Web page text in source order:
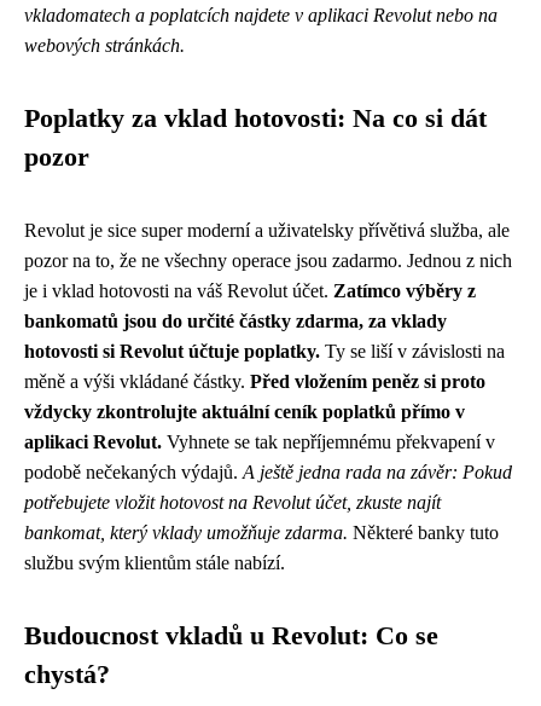
vkladomatech a poplatcích najdete v aplikaci Revolut nebo na
webových stránkách.
Poplatky za vklad hotovosti: Na co si dát
pozor
Revolut je sice super moderní a uživatelsky přívětivá služba, ale
pozor na to, že ne všechny operace jsou zadarmo. Jednou z nich
je i vklad hotovosti na váš Revolut účet. Zatímco výběry z
bankomatů jsou do určité částky zdarma, za vklady
hotovosti si Revolut účtuje poplatky. Ty se liší v závislosti na
měně a výši vkládané částky. Před vložením peněz si proto
vždycky zkontrolujte aktuální ceník poplatků přímo v
aplikaci Revolut. Vyhnete se tak nepříjemnému překvapení v
podobě nečekaných výdajů. A ještě jedna rada na závěr: Pokud
potřebujete vložit hotovost na Revolut účet, zkuste najít
bankomat, který vklady umožňuje zdarma. Některé banky tuto
službu svým klientům stále nabízí.
Budoucnost vkladů u Revolut: Co se
chystá?